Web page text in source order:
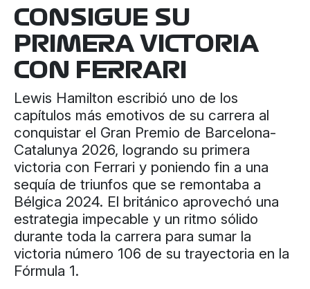
CONSIGUE SU
PRIMERA VICTORIA
CON FERRARI
Lewis Hamilton escribió uno de los
capítulos más emotivos de su carrera al
conquistar el Gran Premio de Barcelona-
Catalunya 2026, logrando su primera
victoria con Ferrari y poniendo fin a una
sequía de triunfos que se remontaba a
Bélgica 2024. El británico aprovechó una
estrategia impecable y un ritmo sólido
durante toda la carrera para sumar la
victoria número 106 de su trayectoria en la
Fórmula 1.